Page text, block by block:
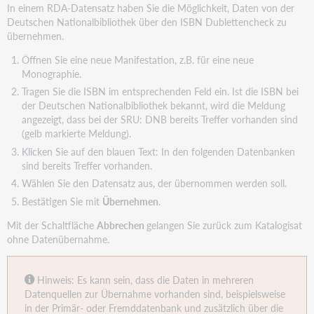
In einem RDA-Datensatz haben Sie die Möglichkeit, Daten von der
Deutschen Nationalbibliothek über den ISBN Dublettencheck zu
übernehmen.
Öffnen Sie eine neue Manifestation, z.B. für eine neue
Monographie.
Tragen Sie die ISBN im entsprechenden Feld ein. Ist die ISBN bei
der Deutschen Nationalbibliothek bekannt, wird die Meldung
angezeigt, dass bei der SRU: DNB bereits Treffer vorhanden sind
(gelb markierte Meldung).
Klicken Sie auf den blauen Text: In den folgenden Datenbanken
sind bereits Treffer vorhanden.
Wählen Sie den Datensatz aus, der übernommen werden soll.
Bestätigen Sie mit Übernehmen.
Mit der SchaltflächeAbbrechen gelangen Sie zurück zum Katalogisat
ohne Datenübernahme.
Hinweis: Es kann sein, dass die Daten in mehreren
Datenquellen zur Übernahme vorhanden sind, beispielsweise
in der Primär- oder Fremddatenbank und zusätzlich über die